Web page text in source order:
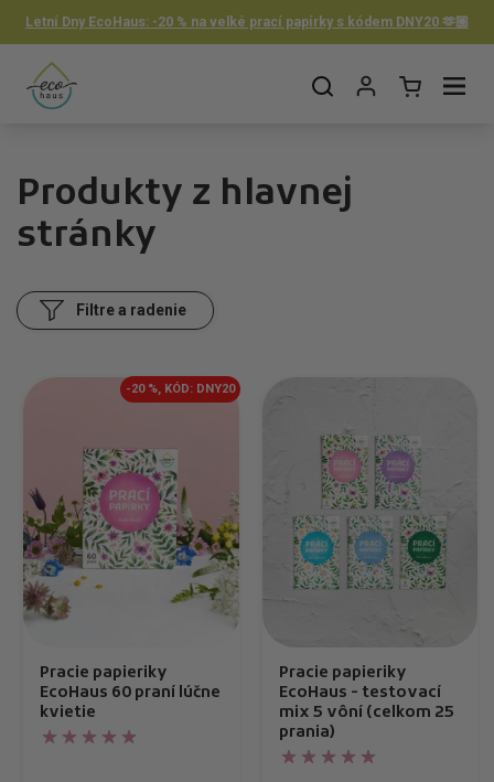
Letní Dny EcoHaus: -20 % na velké prací papírky s kódem DNY20 🫶🏼
Otvorit košík Otvor ponuku
Produkty z hlavnej
stránky
Filtre a radenie
Pracie papieriky
EcoHaus 60 praní lúčne
kvietie
-20 %, KÓD: DNY20
Pracie papieriky
EcoHaus - testovací
mix 5 vôní (celkom 25
prania)